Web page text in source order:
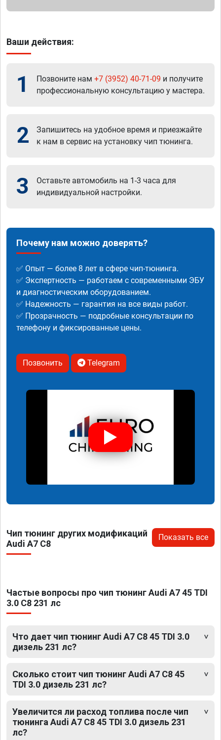
Ваши действия:
1 Позвоните нам +7 (3952) 40-71-09 и получите
профессиональную консультацию у мастера.
2
Запишитесь на удобное время и приезжайте
к нам в сервис на установку чип тюнинга.
3
Оставьте автомобиль на 1-3 часа для
индивидуальной настройки.
Почему нам можно доверять?
✅ Опыт — более 8 лет в сфере чип-тюнинга.
✅ Экспертность — работаем с современными ЭБУ
и диагностическим оборудованием.
✅ Надежность — гарантия на все виды работ.
✅ Прозрачность — подробные консультации по
телефону и фиксированные цены.
Позвонить Telegram
Чип тюнинг других модификаций
Audi A7 C8
Показать все
Частые вопросы про чип тюнинг Audi A7 45 TDI
3.0 C8 231 лс
Что дает чип тюнинг Audi A7 C8 45 TDI 3.0
дизель 231 лс?
Сколько стоит чип тюнинг Audi A7 C8 45
TDI 3.0 дизель 231 лс?
Увеличится ли расход топлива после чип
тюнинга Audi A7 C8 45 TDI 3.0 дизель 231
лс?